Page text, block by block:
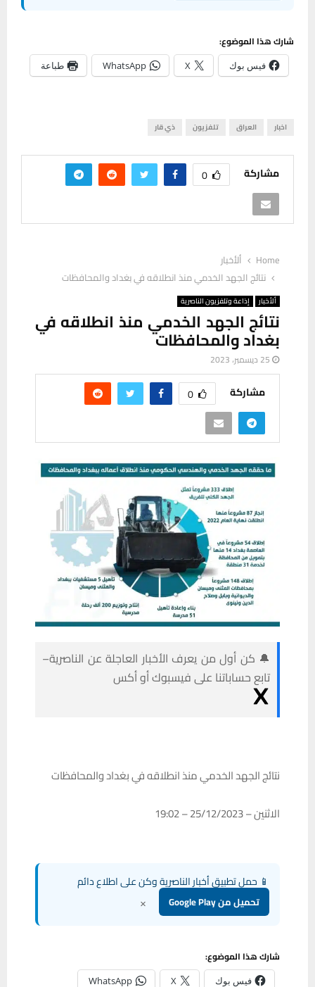
شارك هذا الموضوع:
فيس بوك X
WhatsApp طباعة
اخبار العراق تلفزيون ذي قار
مشاركة 0
Home
ألأخبار
نتائج الجهد الخدمي منذ انطلاقه في بغداد والمحافظات
ألأخبار إذاعة وتلفزيون الناصرية
نتائج الجهد الخدمي منذ انطلاقه في
بغداد والمحافظات
25 ديسمبر، 2023
مشاركة 0
🔔 كن أول من يعرف الأخبار العاجلة عن الناصرية–
تابع حساباتنا على فيسبوك أو أكس
نتائج الجهد الخدمي منذ انطلاقه في بغداد والمحافظات
الاثنين – 25/12/2023 – 19:02
📱 حمل تطبيق أخبار الناصرية وكن على اطلاع دائم
تحميل من Google Play ×
شارك هذا الموضوع:
فيس بوك X
WhatsApp